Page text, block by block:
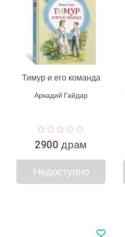
Тимур и его команда
Аркадий Гайдар
2900 драм
Недоступно